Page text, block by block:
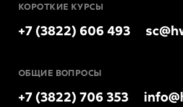
КОРОТКИЕ КУРСЫ
+7 (3822) 606 493
ОБЩИЕ ВОПРОСЫ
+7 (3822) 706 353